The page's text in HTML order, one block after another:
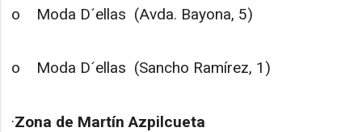
o Moda D´ellas (Avda. Bayona, 5)
o Moda D´ellas (Sancho Ramírez, 1)
·Zona de Martín Azpilcueta